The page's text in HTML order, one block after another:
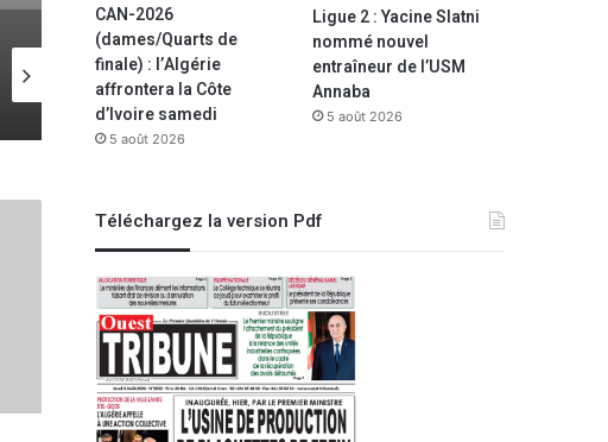
29 juillet 2022
Le Président Tebboune adresse ses vœux aux Algériens à l’occasion de la nouvelle année de l’hégire
10 décembre 2021
Coronavirus: 210 nouveaux cas,160 guérisons et 6 décès
17 août 2022
CAN-2026
(dames/Quarts de
finale) : l’Algérie
affrontera la Côte
d’Ivoire samedi
5 août 2026
Ligue 2 : Yacine Slatni
nommé nouvel
entraîneur de l’USM
Annaba
5 août 2026
Téléchargez la version Pdf